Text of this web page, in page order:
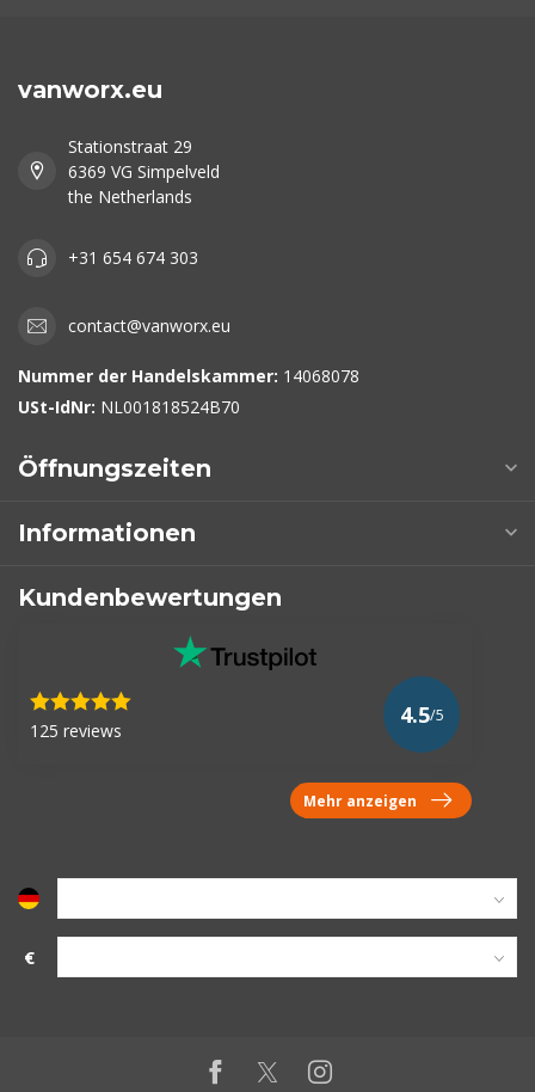
vanworx.eu
Stationstraat 29
6369 VG Simpelveld
the Netherlands
+31 654 674 303
contact@vanworx.eu
Nummer der Handelskammer: 14068078
USt-IdNr: NL001818524B70
Öffnungszeiten
Informationen
Kundenbewertungen
125 reviews
4.5/5
Mehr anzeigen
€